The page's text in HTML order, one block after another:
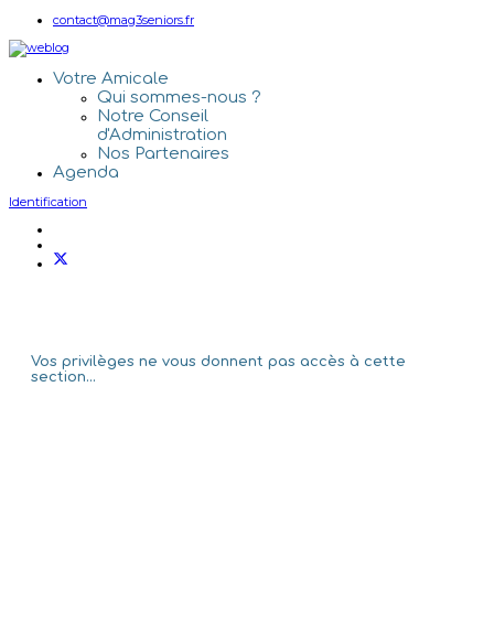
contact@mag3seniors.fr
Votre Amicale
Qui sommes-nous ?
Notre Conseil
d'Administration
Nos Partenaires
Agenda
Identification
Vos privilèges ne vous donnent pas accès à cette
section...